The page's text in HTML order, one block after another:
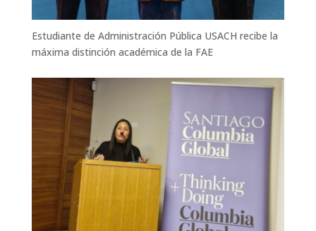
Estudiante de Administración Pública USACH recibe la
máxima distinción académica de la FAE